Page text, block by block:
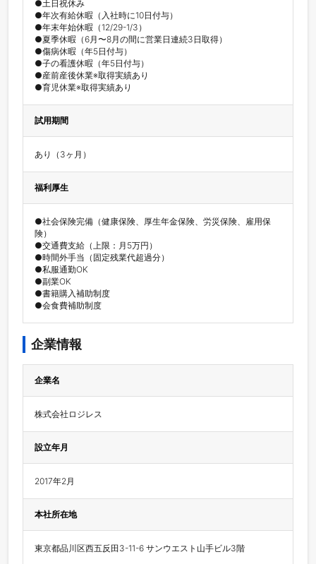
●土日祝休み
●年次有給休暇（入社時に10日付与）
●年末年始休暇（12/29-1/3）
●夏季休暇（6月〜8月の間に営業日連続3日取得）
●傷病休暇（年5日付与）
●子の看護休暇（年5日付与）
●産前産後休業※取得実績あり
●育児休業※取得実績あり
試用期間
あり（3ヶ月）
福利厚生
●社会保険完備（健康保険、厚生年金保険、労災保険、雇用保
険）
●交通費支給（上限：月5万円）
●時間外手当（固定残業代超過分）
●私服通勤OK
●副業OK
●書籍購入補助制度
●会食費補助制度
企業情報
企業名
株式会社ロジレス
設立年月
2017年2月
本社所在地
東京都品川区西五反田3-11-6 サンウエスト山手ビル3階